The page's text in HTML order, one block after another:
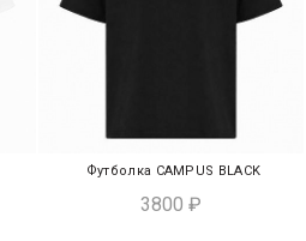
ЭКСПРЕСС-ПОКУПКА
Футболка CAMPUS BLACK
3800 ₽